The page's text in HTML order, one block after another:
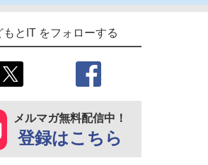
もとIT をフォローする
メルマガ無料配信中！
登録はこちら